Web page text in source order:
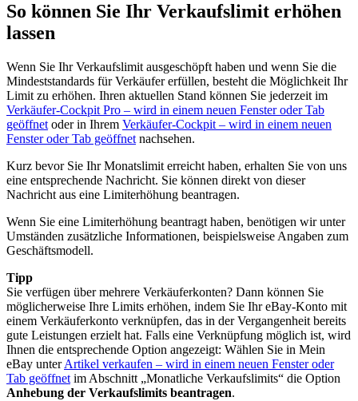
So können Sie Ihr Verkaufslimit erhöhen
lassen
Wenn Sie Ihr Verkaufslimit ausgeschöpft haben und wenn Sie die
Mindeststandards für Verkäufer erfüllen, besteht die Möglichkeit Ihr
Limit zu erhöhen. Ihren aktuellen Stand können Sie jederzeit im
Verkäufer-Cockpit Pro – wird in einem neuen Fenster oder Tab
geöffnet oder in Ihrem Verkäufer-Cockpit – wird in einem neuen
Fenster oder Tab geöffnet nachsehen.
Kurz bevor Sie Ihr Monatslimit erreicht haben, erhalten Sie von uns
eine entsprechende Nachricht. Sie können direkt von dieser
Nachricht aus eine Limiterhöhung beantragen.
Wenn Sie eine Limiterhöhung beantragt haben, benötigen wir unter
Umständen zusätzliche Informationen, beispielsweise Angaben zum
Geschäftsmodell.
Tipp
Sie verfügen über mehrere Verkäuferkonten? Dann können Sie
möglicherweise Ihre Limits erhöhen, indem Sie Ihr eBay-Konto mit
einem Verkäuferkonto verknüpfen, das in der Vergangenheit bereits
gute Leistungen erzielt hat. Falls eine Verknüpfung möglich ist, wird
Ihnen die entsprechende Option angezeigt: Wählen Sie in Mein
eBay unterArtikel verkaufen – wird in einem neuen Fenster oder
Tab geöffnet im Abschnitt „Monatliche Verkaufslimits“ die Option
Anhebung der Verkaufslimits beantragen.